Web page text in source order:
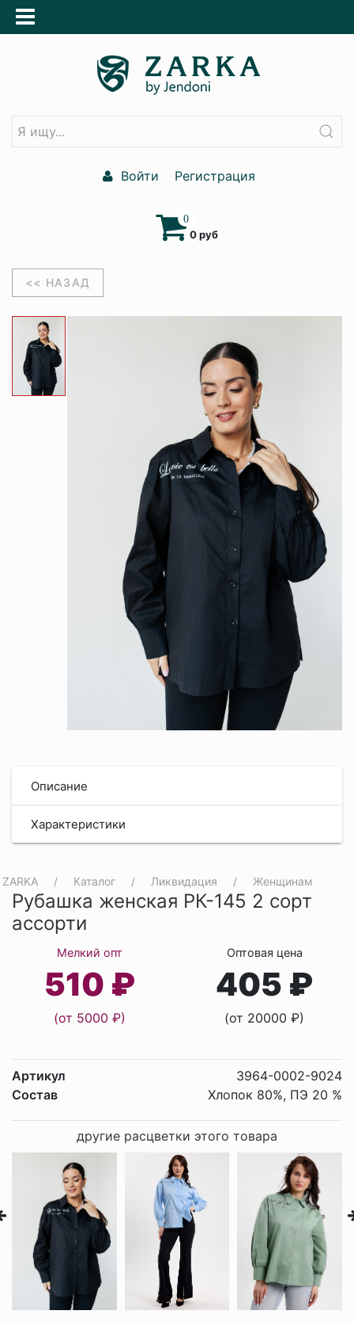
Войти Регистрация
0
0 руб
<< НАЗАД
Описание
Характеристики
ZARKA Каталог Ликвидация Женщинам
Рубашка женская РК-145 2 сорт
ассорти
Мелкий опт
510 ₽
(от 5000 ₽)
Оптовая цена
405 ₽
(от 20000 ₽)
Артикул
3964-0002-9024
Состав
Хлопок 80%, ПЭ 20 %
другие расцветки этого товара